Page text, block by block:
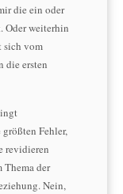
die ein oder
Oder weiterhin
sich vom
die ersten
Fehler,
revidieren
Thema der
Nein,